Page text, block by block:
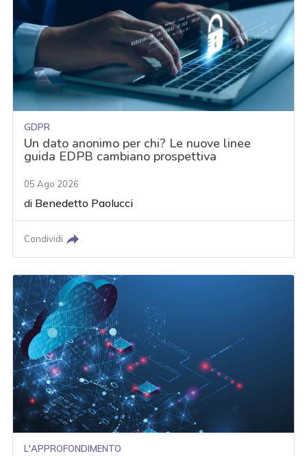
GDPR
Un dato anonimo per chi? Le nuove linee
guida EDPB cambiano prospettiva
05 Ago 2026
di Benedetto Paolucci
Condividi
L'APPROFONDIMENTO